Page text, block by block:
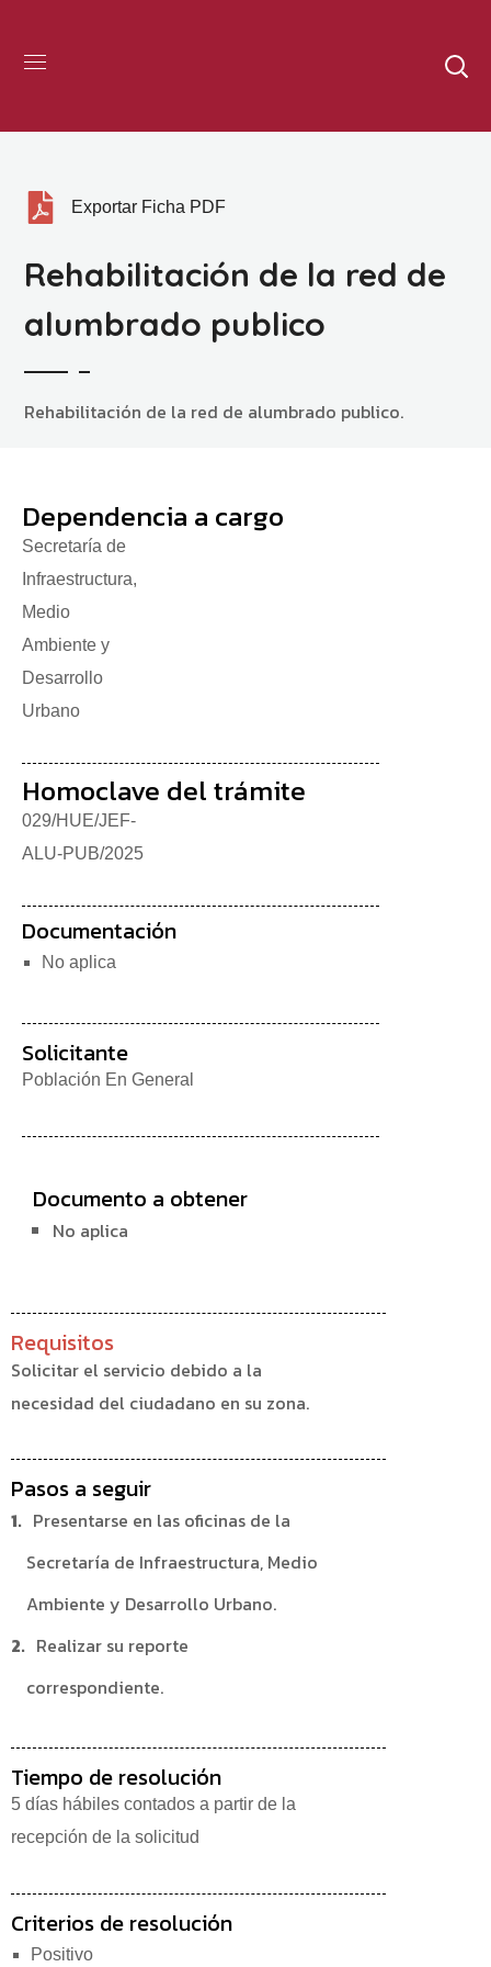
Exportar Ficha PDF
Rehabilitación de la red de
alumbrado publico
Rehabilitación de la red de alumbrado publico.
Documento a obtener
No aplica
Requisitos
Solicitar el servicio debido a la
necesidad del ciudadano en su zona.
Pasos a seguir
Presentarse en las oficinas de la
Secretaría de Infraestructura, Medio
Ambiente y Desarrollo Urbano.
Realizar su reporte
correspondiente.
Tiempo de resolución
5 días hábiles contados a partir de la
recepción de la solicitud
Criterios de resolución
Positivo
Dependencia a cargo
Secretaría de
Infraestructura,
Medio
Ambiente y
Desarrollo
Urbano
Homoclave del trámite
029/HUE/JEF-
ALU-PUB/2025
Documentación
No aplica
Solicitante
Población En General